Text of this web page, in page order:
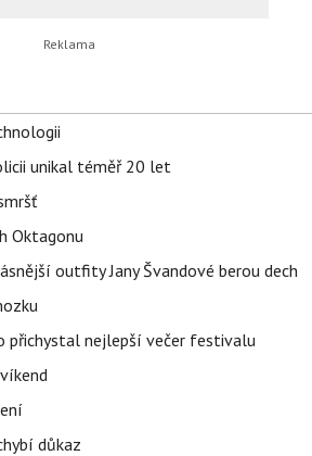
unikal téměř 20 let
Oktagonu
outfity Jany Švandové berou dech
přichystal nejlepší večer festivalu
důkaz